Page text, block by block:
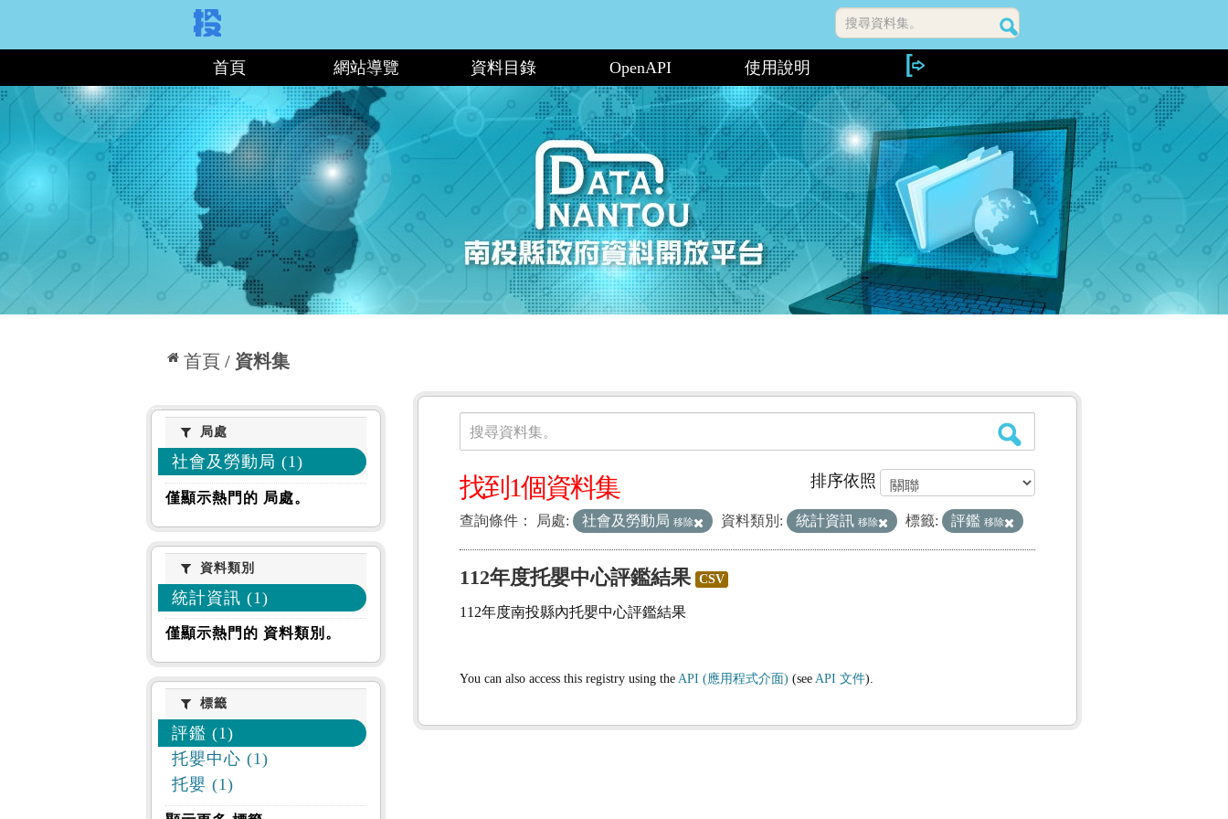
搜尋資料集。
首頁 網站導覽 資料目錄 OpenAPI 使用說明
首頁 資料集
局處局處
社會及勞動局 (1)
僅顯示熱門的 局處。
資料類別
資料類別
統計資訊 (1)
僅顯示熱門的 資料類別。
標籤標籤
評鑑 (1)
托嬰中心 (1)
托嬰 (1)
資料集
搜尋資料集。
排序依照
找到1個資料集
查詢條件： 局處: 社會及勞動局 移除 資料類別: 統計資訊 移除 標籤: 評鑑 移除
112年度托嬰中心評鑑結果 CSV
112年度南投縣內托嬰中心評鑑結果
You can also access this registry using the API (應用程式介面) (see API 文件).